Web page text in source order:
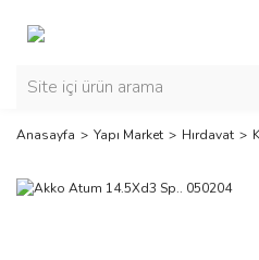
Anasayfa Yapı Market Hırdavat